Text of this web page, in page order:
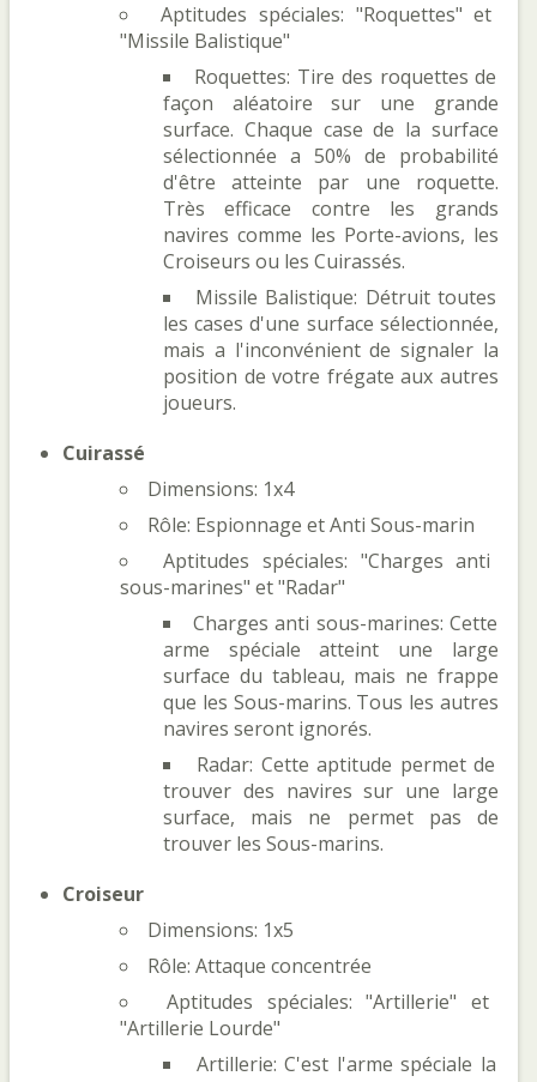
Aptitudes spéciales: "Roquettes" et
"Missile Balistique"
Roquettes: Tire des roquettes de
façon aléatoire sur une grande
surface. Chaque case de la surface
sélectionnée a 50% de probabilité
d'être atteinte par une roquette.
Très efficace contre les grands
navires comme les Porte-avions, les
Croiseurs ou les Cuirassés.
Missile Balistique: Détruit toutes
les cases d'une surface sélectionnée,
mais a l'inconvénient de signaler la
position de votre frégate aux autres
joueurs.
Cuirassé
Dimensions: 1x4
Rôle: Espionnage et Anti Sous-marin
Aptitudes spéciales: "Charges anti
sous-marines" et "Radar"
Charges anti sous-marines: Cette
arme spéciale atteint une large
surface du tableau, mais ne frappe
que les Sous-marins. Tous les autres
navires seront ignorés.
Radar: Cette aptitude permet de
trouver des navires sur une large
surface, mais ne permet pas de
trouver les Sous-marins.
Croiseur
Dimensions: 1x5
Rôle: Attaque concentrée
Aptitudes spéciales: "Artillerie" et
"Artillerie Lourde"
Artillerie: C'est l'arme spéciale la